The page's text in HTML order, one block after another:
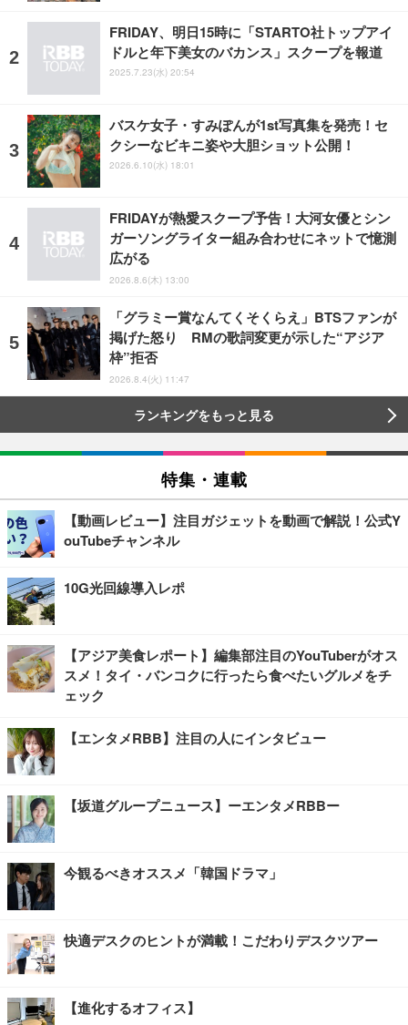
FRIDAY、明日15時に「STARTO社トップアイ
ドルと年下美女のバカンス」スクープを報道
2025.7.23(水) 20:54
バスケ女子・すみぽんが1st写真集を発売！セ
クシーなビキニ姿や大胆ショット公開！
2026.6.10(水) 18:01
FRIDAYが熱愛スクープ予告！大河女優とシン
ガーソングライター組み合わせにネットで憶測
広がる
2026.8.6(木) 13:00
「グラミー賞なんてくそくらえ」BTSファンが
掲げた怒り RMの歌詞変更が示した“アジア
枠”拒否
2026.8.4(火) 11:47
ランキングをもっと見る
特集・連載
【動画レビュー】注目ガジェットを動画で解説！公式Y
ouTubeチャンネル
10G光回線導入レポ
【アジア美食レポート】編集部注目のYouTuberがオス
スメ！タイ・バンコクに行ったら食べたいグルメをチ
ェック
【エンタメRBB】注目の人にインタビュー
【坂道グループニュース】ーエンタメRBBー
今観るべきオススメ「韓国ドラマ」
快適デスクのヒントが満載！こだわりデスクツアー
【進化するオフィス】